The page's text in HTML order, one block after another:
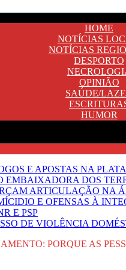
HOME
NOTÍCIAS
NOTÍCIAS
DESPORTO
OPINIÃO
SAÚDE/
HUMOR
E APOSTAS NA
EMBAIXADORA DOS
ARTICULAÇÃO NA
E OFENSAS À
E PSP
DE VIOLÊNCIA
PORQUE AS